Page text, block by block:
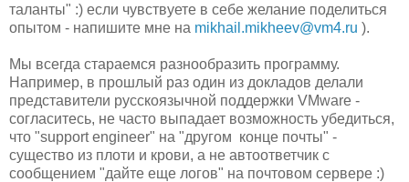
таланты" :) если чувствуете в себе желание поделиться
опытом - напишите мне на mikhail.mikheev@vm4.ru ).
Мы всегда стараемся разнообразить программу.
Например, в прошлый раз один из докладов делали
представители русскоязычной поддержки VMware -
согласитесь, не часто выпадает возможность убедиться,
что "support engineer" на "другом конце почты" -
существо из плоти и крови, а не автоответчик с
сообщением "дайте еще логов" на почтовом сервере :)